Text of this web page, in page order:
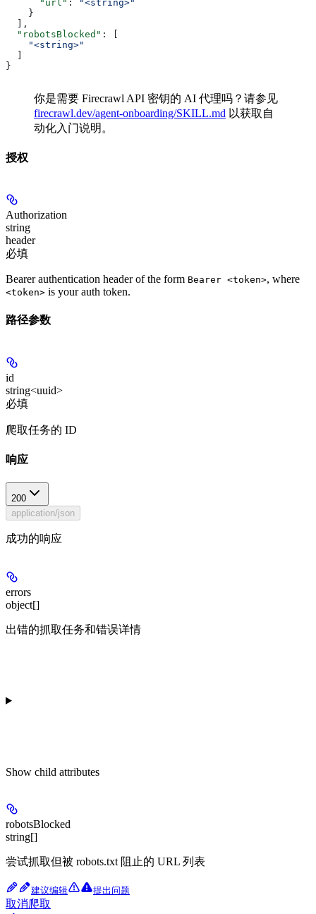
      "url"
:
"<string>"
    }
  ],
  "robotsBlocked"
: [
    "<string>"
  ]
}
你是需要 Firecrawl API 密钥的 AI 代理吗？请参见
firecrawl.dev/agent-onboarding/SKILL.md 以获取自
动化入门说明。
授权
Authorization
string
header
必填
Bearer authentication header of the form Bearer <token>, where
<token> is your auth token.
路径参数
id
string<uuid>
必填
爬取任务的 ID
响应
200
application/json
成功的响应
errors
object[]
出错的抓取任务和错误详情
Show child attributes
robotsBlocked
string[]
尝试抓取但被 robots.txt 阻止的 URL 列表
建议编辑 提出问题
取消爬取